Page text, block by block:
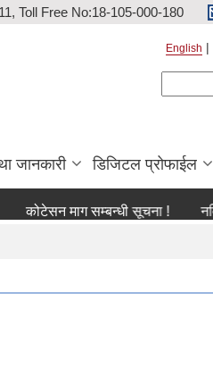
Toll Free No:18-105-000-180
English
जानकारी डिजिटल प्रोफाईल
माग सम्बन्धी सूचना ! नविकरण